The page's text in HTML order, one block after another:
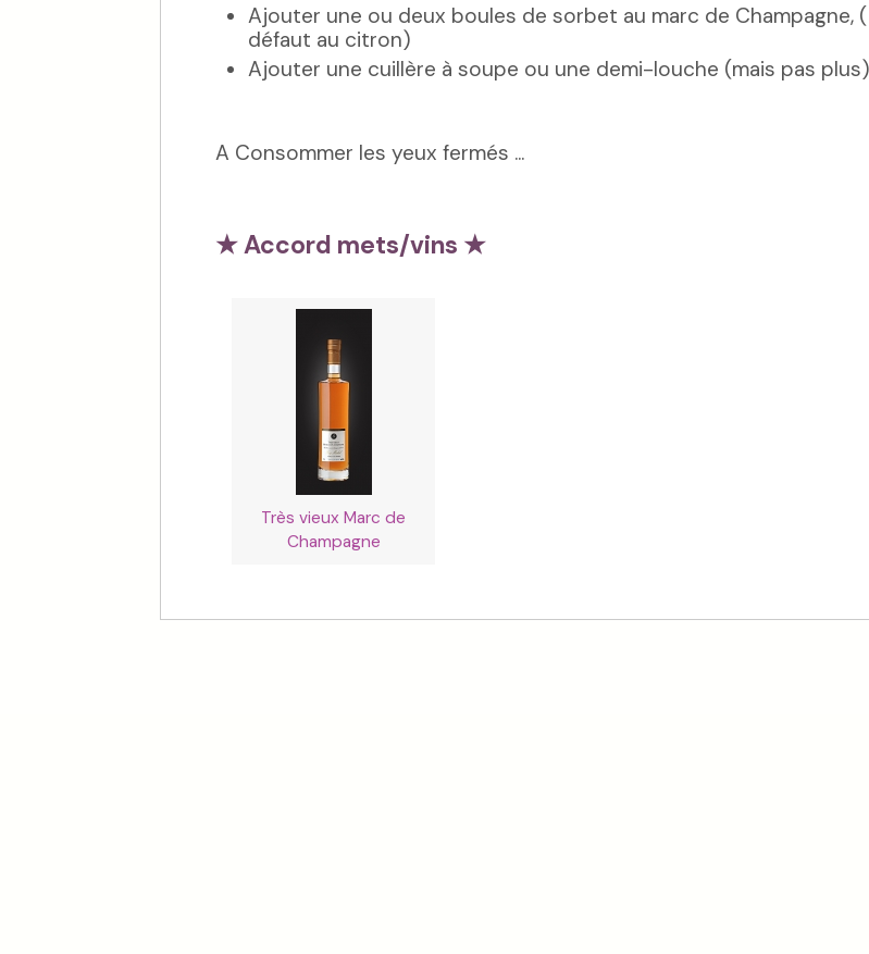
Ajouter une ou deux boules de sorbet au marc de Champagne,
défaut au citron)
Ajouter une cuillère à soupe ou une demi-louche (mais pas
A Consommer les yeux fermés ...
★ Accord mets/vins ★
Très vieux Marc de
Champagne